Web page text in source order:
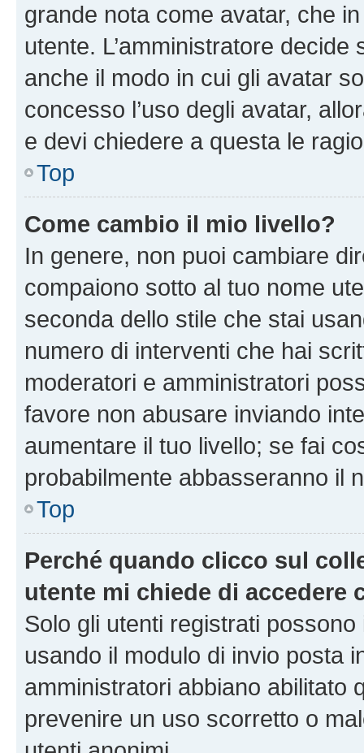
grande nota come avatar, che
utente. L’amministratore
anche il modo in cui gli avatar
concesso l’uso degli avatar,
e devi chiedere a questa le
Top
Come cambio il mio livello?
In genere, non puoi cambiare
compaiono sotto al tuo nome
seconda dello stile che stai
numero di interventi che hai
moderatori e amministratori
favore non abusare inviando
aumentare il tuo livello; se fai
probabilmente abbasseranno il
Top
Perché quando clicco sul
utente mi chiede di accedere
Solo gli utenti registrati
usando il modulo di invio posta
amministratori abbiano abilitato
prevenire un uso scorretto o